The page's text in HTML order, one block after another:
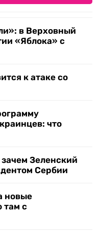
в Верховный
«Яблока» с
к атаке со
что
Зеленский
Сербии
новые
там с